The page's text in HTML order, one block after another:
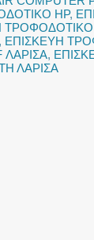
HP,
ΤΡΟΦΟΔΟΤΙΚΟ
, ΕΠΙΣΚΕΥΗ
ΛΑΡΙΣΑ,
ΛΑΡΙΣΑ